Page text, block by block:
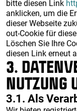
bitte diesen Link
anklicken, um die
dieser Webseite
out-Cookie für
Löschen Sie Ihre
diesen Link erneut
3.
NUTZUNG
3.1. Als